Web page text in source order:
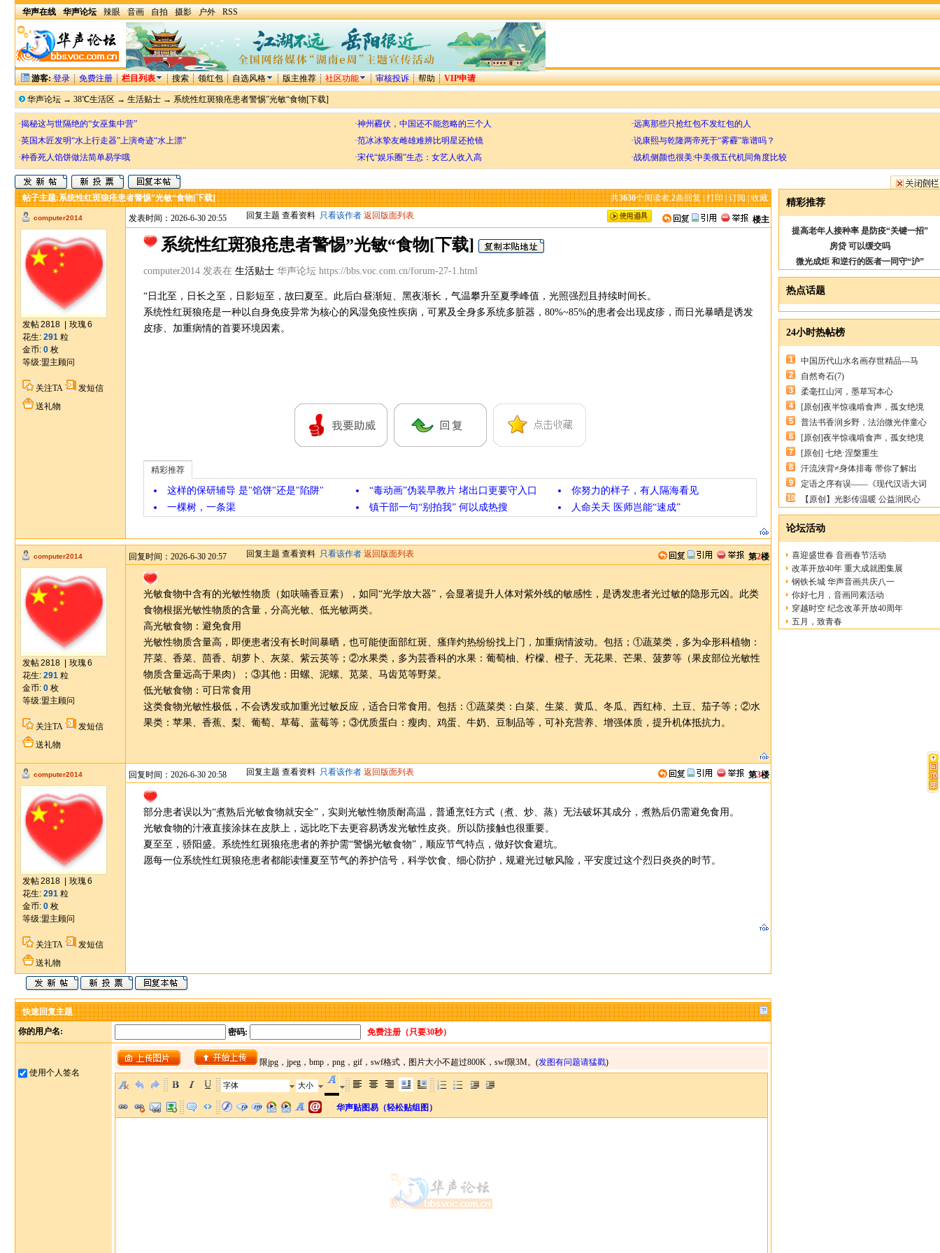
华声在线 华声论坛 辣眼 音画 自拍 摄影 户外 RSS
游客: 登录 免费注册 栏目列表 搜索 领红包 自选风格 版主推荐 社区功能 审核投诉 帮助 VIP申请
华声论坛→ 38℃生活区 → 生活贴士→ 系统性红斑狼疮患者警惕”光敏“食物[下载]
·揭秘这与世隔绝的“女巫集中营” ·神州霾伏，中国还不能忽略的三个人
·远离那些只抢红包不发红包的人
·英国木匠发明“水上行走器”上演奇迹“水上漂”
·范冰冰挚友雌雄难辨比明星还抢镜
·说康熙与乾隆两帝死于“雾霾”靠谱吗？
·种香死人馅饼做法简单易学哦
·宋代“娱乐圈”生态：女艺人收入高 ·战机侧颜也很美:中美俄五代机同角度比较
帖子主题:系统性红斑狼疮患者警惕”光敏“食物[下载] 共3630个阅读者,2条回复 |打印|订阅|收藏
computer2014
发帖2818 玫瑰6
花生: 291粒
金币: 0枚
等级:盟主顾问
关注TA
发短信
送礼物
发表时间：2026-6-30 20:55 楼主
回复主题 查看资料 只看该作者 返回版面列表
系统性红斑狼疮患者警惕”光敏“食物[下载]
computer2014 发表在 生活贴士 华声论坛 https://bbs.voc.com.cn/forum-27-1.html
“日北至，日长之至，日影短至，故曰夏至。此后白昼渐短、黑夜渐长，气温攀升至夏季峰值，光照强烈且持续时间长。
系统性红斑狼疮是一种以自身免疫异常为核心的风湿免疫性疾病，可累及全身多系统多脏器，80%~85%的患者会出现皮疹，而日光暴晒是诱发
皮疹、加重病情的首要环境因素。
精彩推荐
这样的保研辅导 是"馅饼"还是"陷阱" “毒动画”伪装早教片 堵出口更要守入口
你努力的样子，有人隔海看见
一棵树，一条渠
镇干部一句“别拍我” 何以成热搜 人命关天 医师岂能“速成”
computer2014
发帖2818 玫瑰6
花生: 291粒
金币: 0枚
等级:盟主顾问
关注TA
发短信
送礼物
回复时间：2026-6-30 20:57 第2楼
回复主题 查看资料 只看该作者 返回版面列表
光敏食物中含有的光敏性物质（如呋喃香豆素），如同“光学放大器”，会显著提升人体对紫外线的敏感性，是诱发患者光过敏的隐形元凶。此类
食物根据光敏性物质的含量，分高光敏、低光敏两类。
高光敏食物：避免食用
光敏性物质含量高，即便患者没有长时间暴晒，也可能使面部红斑、瘙痒灼热纷纷找上门，加重病情波动。包括；①蔬菜类，多为伞形科植物：
芹菜、香菜、茴香、胡萝卜、灰菜、紫云英等；②水果类，多为芸香科的水果：葡萄柚、柠檬、橙子、无花果、芒果、菠萝等（果皮部位光敏性
物质含量远高于果肉）；③其他：田螺、泥螺、苋菜、马齿苋等野菜。
低光敏食物：可日常食用
这类食物光敏性极低，不会诱发或加重光过敏反应，适合日常食用。包括：①蔬菜类：白菜、生菜、黄瓜、冬瓜、西红柿、土豆、茄子等；②水
果类：苹果、香蕉、梨、葡萄、草莓、蓝莓等；③优质蛋白：瘦肉、鸡蛋、牛奶、豆制品等，可补充营养、增强体质，提升机体抵抗力。
computer2014
发帖2818 玫瑰6
花生: 291粒
金币: 0枚
等级:盟主顾问
关注TA
发短信
送礼物
回复时间：2026-6-30 20:58 第3楼
回复主题 查看资料 只看该作者 返回版面列表
部分患者误以为“煮熟后光敏食物就安全”，实则光敏性物质耐高温，普通烹饪方式（煮、炒、蒸）无法破坏其成分，煮熟后仍需避免食用。
光敏食物的汁液直接涂抹在皮肤上，远比吃下去更容易诱发光敏性皮炎。所以防接触也很重要。
夏至至，骄阳盛。系统性红斑狼疮患者的养护需“警惕光敏食物”，顺应节气特点，做好饮食避坑。
愿每一位系统性红斑狼疮患者都能读懂夏至节气的养护信号，科学饮食、细心防护，规避光过敏风险，平安度过这个烈日炎炎的时节。
快速回复主题
你的用户名:
密码: 免费注册（只要30秒）
使用个人签名
字体 大小
华声贴图易（轻松贴组图）
精彩推荐
提高老年人接种率 是防疫“关键一招”
房贷 可以缓交吗
微光成炬 和逆行的医者一同守“沪”
热点话题
24小时热帖榜
1 中国历代山水名画存世精品---马
2 自然奇石(7)
3 柔毫扛山河，墨草写本心
4 [原创]夜半惊魂啃食声，孤女绝境
5 普法书香润乡野，法治微光伴童心
6 [原创]夜半惊魂啃食声，孤女绝境
7 [原创] 七绝·涅槃重生
8 汗流浃背≠身体排毒 带你了解出
9 定语之序有误——《现代汉语大词
10 【原创】光影传温暖 公益润民心
论坛活动
喜迎盛世春 音画春节活动
改革开放40年 重大成就图集展
钢铁长城 华声音画共庆八一
你好七月，音画同素活动
穿越时空 纪念改革开放40周年
五月，致青春